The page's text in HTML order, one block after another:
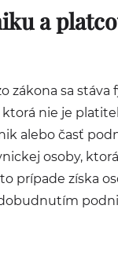
a
zákona sa stáva
ktorá nie je
alebo časť
osoby,
prípade získa